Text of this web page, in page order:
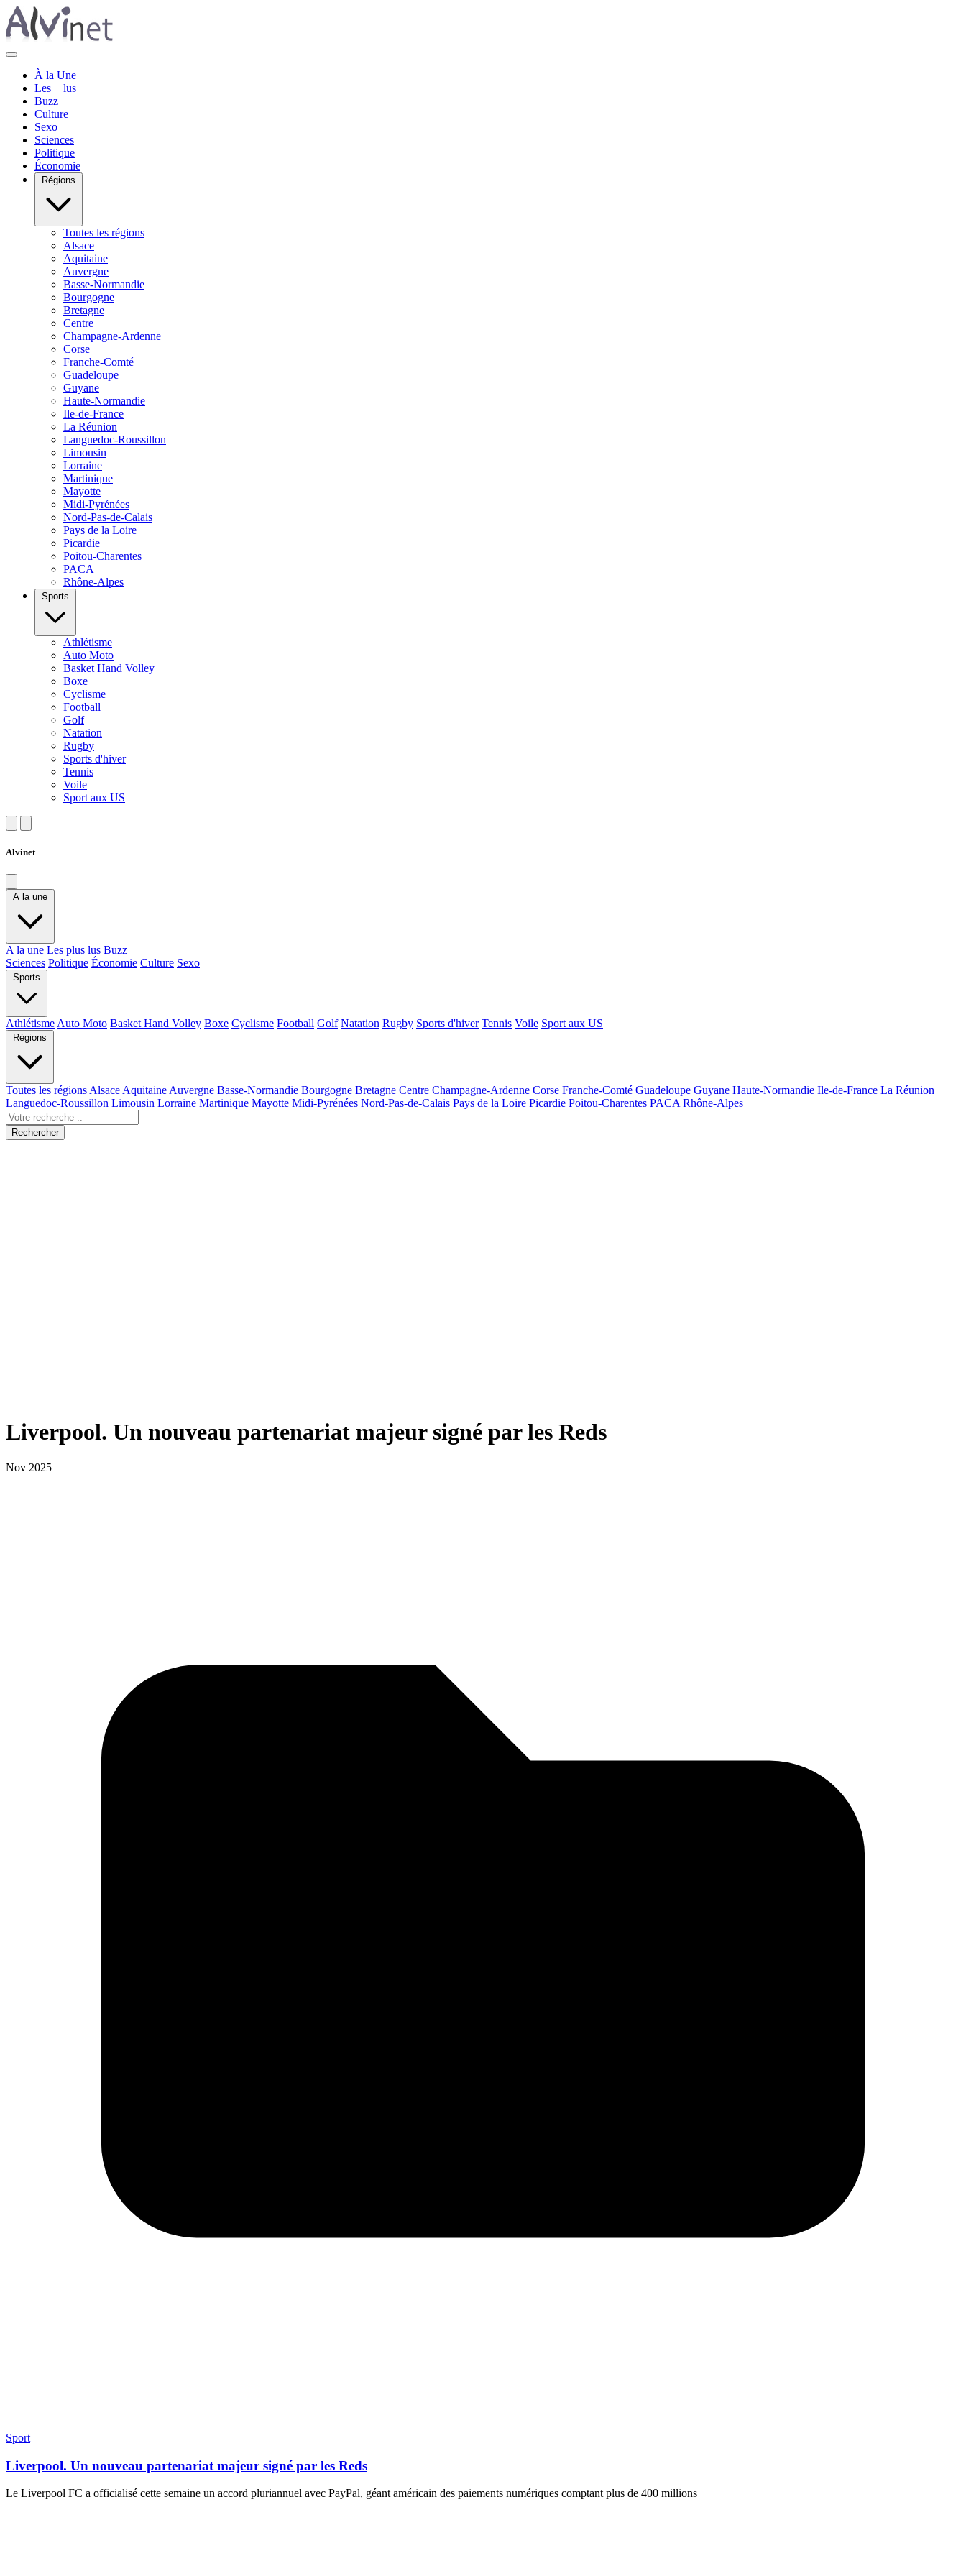
À la Une
Les + lus
Buzz
Culture
Sexo
Sciences
Politique
Économie
Régions
Toutes les régions
Alsace
Aquitaine
Auvergne
Basse-Normandie
Bourgogne
Bretagne
Centre
Champagne-Ardenne
Corse
Franche-Comté
Guadeloupe
Guyane
Haute-Normandie
Ile-de-France
La Réunion
Languedoc-Roussillon
Limousin
Lorraine
Martinique
Mayotte
Midi-Pyrénées
Nord-Pas-de-Calais
Pays de la Loire
Picardie
Poitou-Charentes
PACA
Rhône-Alpes
Sports
Athlétisme
Auto Moto
Basket Hand Volley
Boxe
Cyclisme
Football
Golf
Natation
Rugby
Sports d'hiver
Tennis
Voile
Sport aux US
Alvinet
A la une
A la une Les plus lus Buzz
Sciences Politique Économie Culture Sexo
Sports
Athlétisme Auto Moto Basket Hand Volley Boxe Cyclisme Football Golf Natation Rugby Sports d'hiver Tennis Voile Sport aux US
Régions
Toutes les régions Alsace Aquitaine Auvergne Basse-Normandie Bourgogne Bretagne Centre Champagne-Ardenne Corse Franche-Comté Guadeloupe Guyane Haute-Normandie Ile-de-France La Réunion
Languedoc-Roussillon Limousin Lorraine Martinique Mayotte Midi-Pyrénées Nord-Pas-de-Calais Pays de la Loire Picardie Poitou-Charentes PACA Rhône-Alpes
Rechercher
Liverpool. Un nouveau partenariat majeur signé par les Reds
Nov 2025
Sport
Liverpool. Un nouveau partenariat majeur signé par les Reds
Le Liverpool FC a officialisé cette semaine un accord pluriannuel avec PayPal, géant américain des paiements numériques comptant plus de 400 millions